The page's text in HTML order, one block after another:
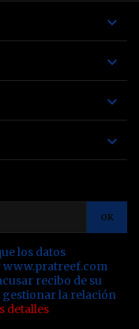




los datos
www.pratreef.com
recibo de su
gestionar la relación
detalles